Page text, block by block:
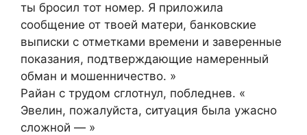
ты бросил тот номер. Я приложила
сообщение от твоей матери, банковские
выписки с отметками времени и заверенные
показания, подтверждающие намеренный
обман и мошенничество. »
Райан с трудом сглотнул, побледнев. «
Эвелин, пожалуйста, ситуация была ужасно
сложной — »